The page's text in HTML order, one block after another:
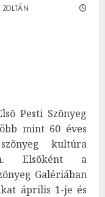
Pesti Szõnyeg
mint 60 éves
kultúra
Elsõként a
Galériában
április 1-je és